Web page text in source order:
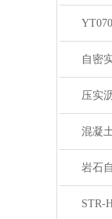
岩石